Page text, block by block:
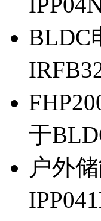
BLDC
于
户外